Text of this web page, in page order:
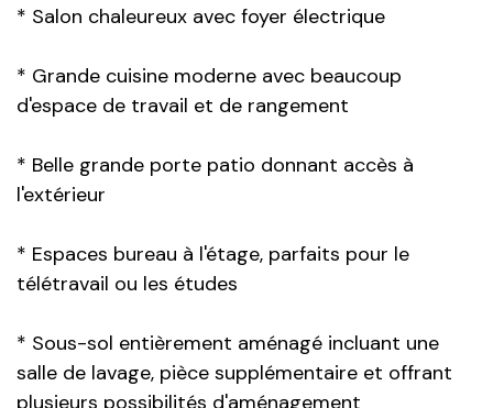
* Salon chaleureux avec foyer électrique
* Grande cuisine moderne avec beaucoup
d'espace de travail et de rangement
* Belle grande porte patio donnant accès à
l'extérieur
* Espaces bureau à l'étage, parfaits pour le
télétravail ou les études
* Sous-sol entièrement aménagé incluant une
salle de lavage, pièce supplémentaire et offrant
plusieurs possibilités d'aménagement